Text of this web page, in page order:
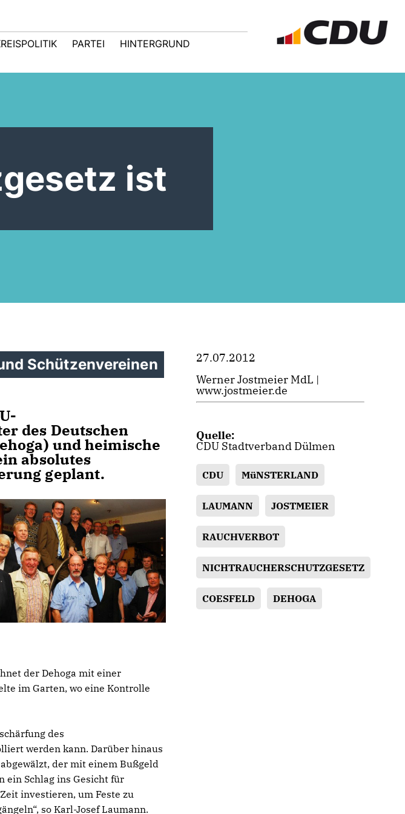
PARTEI HINTERGRUND
ist
Schützenvereinen
des Deutschen
und heimische
absolutes
geplant.
der Dehoga mit einer
im Garten, wo eine Kontrolle
des
werden kann. Darüber hinaus
der mit einem Bußgeld
ein Schlag ins Gesicht für
investieren, um Feste zu
so Karl-Josef Laumann.
27.07.2012
Werner Jostmeier MdL |
www.jostmeier.de
Quelle:
CDU Stadtverband Dülmen
CDU MüNSTERLAND
LAUMANN JOSTMEIER
RAUCHVERBOT
NICHTRAUCHERSCHUTZGESETZ
COESFELD DEHOGA